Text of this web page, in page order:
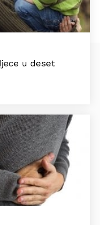
u deset